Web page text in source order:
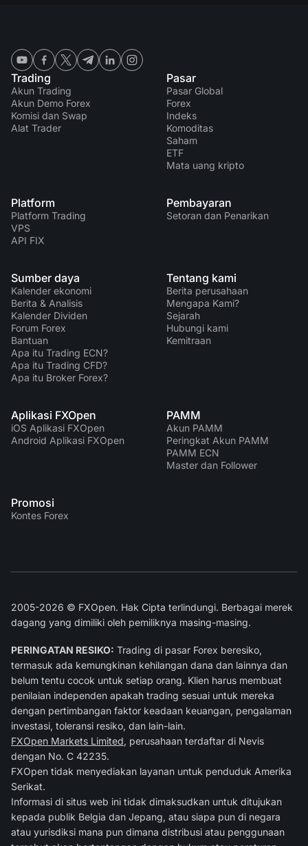
Trading
Akun Trading
Akun Demo Forex
Komisi dan Swap
Alat Trader
Pasar
Pasar Global
Forex
Indeks
Komoditas
Saham
ETF
Mata uang kripto
Platform
Platform Trading
VPS
API FIX
Pembayaran
Setoran dan Penarikan
Sumber daya
Kalender ekonomi
Berita & Analisis
Kalender Dividen
Forum Forex
Bantuan
Apa itu Trading ECN?
Apa itu Trading CFD?
Apa itu Broker Forex?
Tentang kami
Berita perusahaan
Mengapa Kami?
Sejarah
Hubungi kami
Kemitraan
Aplikasi FXOpen
iOS Aplikasi FXOpen
Android Aplikasi FXOpen
PAMM
Akun PAMM
Peringkat Akun PAMM
PAMM ECN
Master dan Follower
Promosi
Kontes Forex
2005-2026 © FXOpen. Hak Cipta terlindungi. Berbagai merek
dagang yang dimiliki oleh pemiliknya masing-masing.
PERINGATAN RESIKO: Trading di pasar Forex beresiko,
termasuk ada kemungkinan kehilangan dana dan lainnya dan
belum tentu cocok untuk setiap orang. Klien harus membuat
penilaian independen apakah trading sesuai untuk mereka
dengan pertimbangan faktor keadaan keuangan, pengalaman
investasi, toleransi resiko, dan lain-lain.
FXOpen Markets Limited, perusahaan terdaftar di Nevis
dengan No. C 42235.
FXOpen tidak menyediakan layanan untuk penduduk Amerika
Serikat.
Informasi di situs web ini tidak dimaksudkan untuk ditujukan
kepada publik Belgia dan Jepang, atau siapa pun di negara
atau yurisdiksi mana pun dimana distribusi atau penggunaan